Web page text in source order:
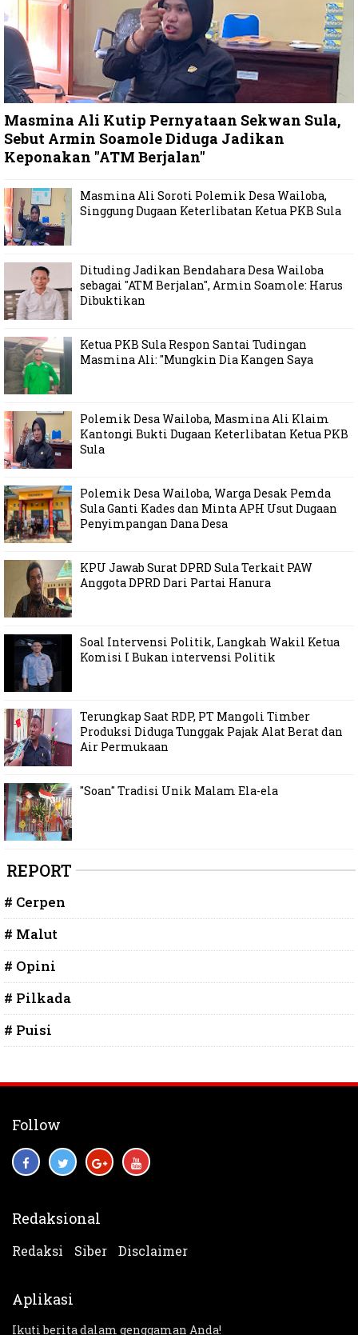
Masmina Ali Kutip Pernyataan Sekwan Sula,
Sebut Armin Soamole Diduga Jadikan
Keponakan "ATM Berjalan"
Masmina Ali Soroti Polemik Desa Wailoba,
Singgung Dugaan Keterlibatan Ketua PKB Sula
Dituding Jadikan Bendahara Desa Wailoba
sebagai "ATM Berjalan", Armin Soamole: Harus
Dibuktikan
Ketua PKB Sula Respon Santai Tudingan
Masmina Ali: "Mungkin Dia Kangen Saya
Polemik Desa Wailoba, Masmina Ali Klaim
Kantongi Bukti Dugaan Keterlibatan Ketua PKB
Sula
Polemik Desa Wailoba, Warga Desak Pemda
Sula Ganti Kades dan Minta APH Usut Dugaan
Penyimpangan Dana Desa
KPU Jawab Surat DPRD Sula Terkait PAW
Anggota DPRD Dari Partai Hanura
Soal Intervensi Politik, Langkah Wakil Ketua
Komisi I Bukan intervensi Politik
Terungkap Saat RDP, PT Mangoli Timber
Produksi Diduga Tunggak Pajak Alat Berat dan
Air Permukaan
"Soan" Tradisi Unik Malam Ela-ela
REPORT
# Cerpen
# Malut
# Opini
# Pilkada
# Puisi
Follow
Redaksional
Redaksi Siber Disclaimer
Aplikasi
Ikuti berita dalam genggaman Anda!